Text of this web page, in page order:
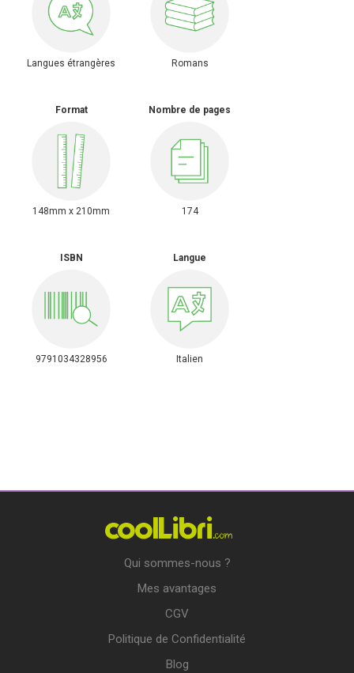
Langues étrangères Romans
Format
148mm x 210mm
Nombre de pages
174
ISBN
9791034328956
Langue
Italien
Qui sommes-nous ?
Mes avantages
CGV
Politique de Confidentialité
Blog